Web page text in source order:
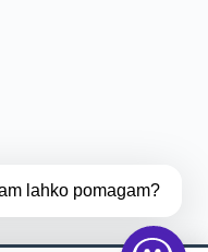
lahko pomagam?